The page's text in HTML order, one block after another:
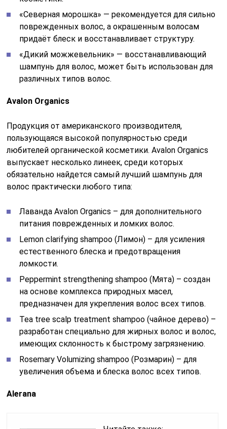
«Северная морошка» — рекомендуется для сильно
поврежденных волос, а окрашенным волосам
придаёт блеск и восстанавливает структуру.
«Дикий можжевельник» — восстанавливающий
шампунь для волос, может быть использован для
различных типов волос.
Avalon Organics
Продукция от американского производителя,
пользующаяся высокой популярностью среди
любителей органической косметики. Avalon Organics
выпускает несколько линеек, среди которых
обязательно найдется самый лучший шампунь для
волос практически любого типа:
Лаванда Avalon Organics – для дополнительного
питания поврежденных и ломких волос.
Lemon clarifying shampoo (Лимон) – для усиления
естественного блеска и предотвращения
ломкости.
Peppermint strengthening shampoo (Мята) – создан
на основе комплекса природных масел,
предназначен для укрепления волос всех типов.
Tea tree scalp treatment shampoo (чайное дерево) –
разработан специально для жирных волос и волос,
имеющих склонность к быстрому загрязнению.
Rosemary Volumizing shampoo (Розмарин) – для
увеличения объема и блеска волос всех типов.
Alerana